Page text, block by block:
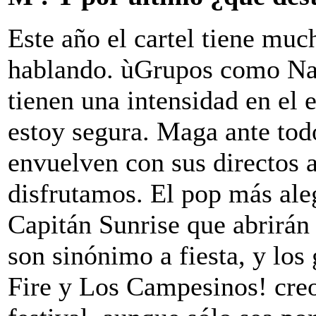
Este año el cartel tiene
hablando. ùGrupos como
tienen una intensidad en el
estoy segura. Maga ante
envuelven con sus directos
disfrutamos. El pop más
Capitán Sunrise que
son sinónimo a fiesta, y los
Fire y Los Campesinos!